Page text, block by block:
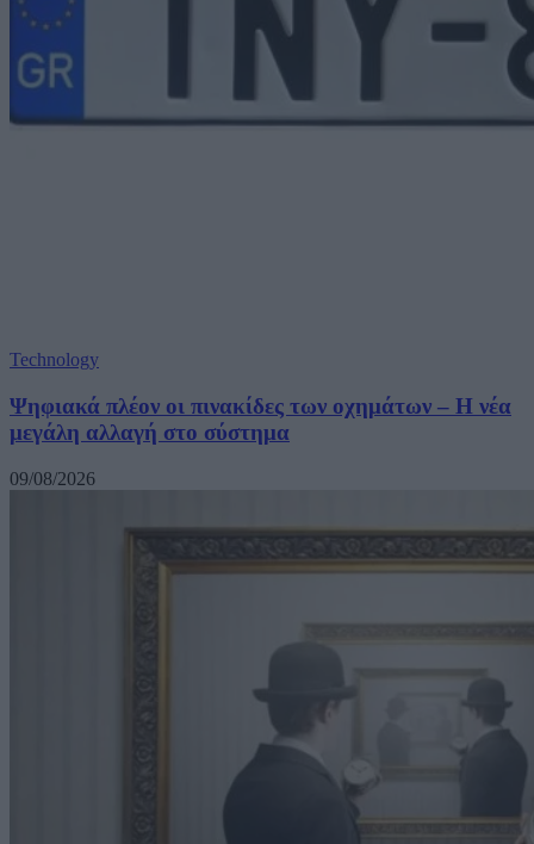
Technology
Ψηφιακά πλέον οι πινακίδες των οχημάτων – Η νέα
μεγάλη αλλαγή στο σύστημα
09/08/2026